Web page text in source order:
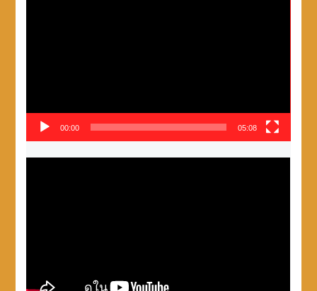
00:00 05:08